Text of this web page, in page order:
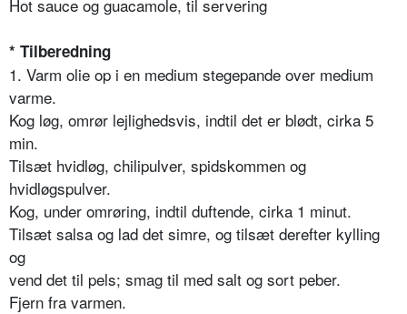
Hot sauce og guacamole, til servering
* Tilberedning
1. Varm olie op i en medium stegepande over medium
varme.
Kog løg, omrør lejlighedsvis, indtil det er blødt, cirka 5
min.
Tilsæt hvidløg, chilipulver, spidskommen og
hvidløgspulver.
Kog, under omrøring, indtil duftende, cirka 1 minut.
Tilsæt salsa og lad det simre, og tilsæt derefter kylling
og
vend det til pels; smag til med salt og sort peber.
Fjern fra varmen.